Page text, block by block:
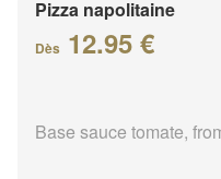
Pizza napolitaine
Dès 12.95 €
Base sauce tomate,